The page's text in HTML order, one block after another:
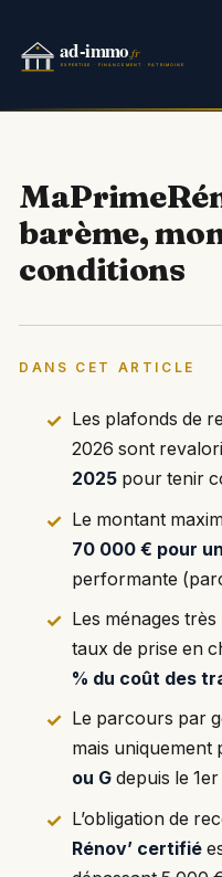
contenu
barème,
conditions
DANS CET ARTICLE
Les plafonds de
2026 sont
2025pour tenir
Le montant
70 000 € pour
performante
Les ménages
taux de prise en
% du coût des
Le parcours par
mais uniquement
ou Gdepuis le
L’obligation de
Rénov’ certifié